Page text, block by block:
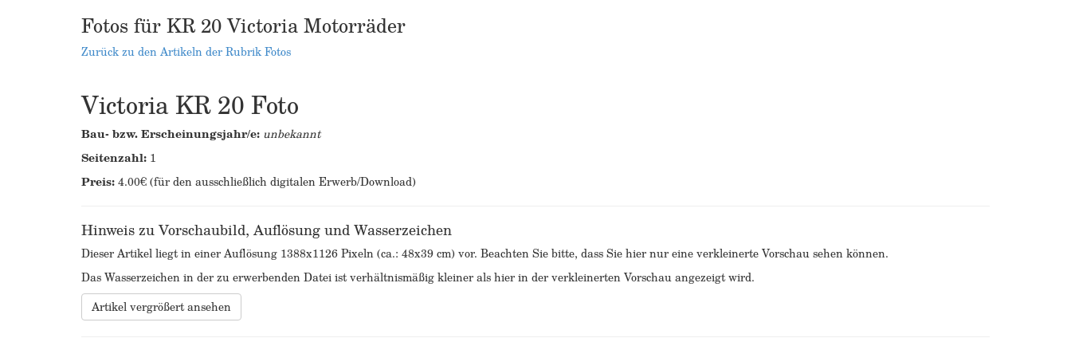
Fotos für KR 20 Victoria Motorräder
Zurück zu den Artikeln der Rubrik Fotos
Victoria KR 20 Foto
Bau- bzw. Erscheinungsjahr/e: unbekannt
Seitenzahl: 1
Preis:4.00€ (für den ausschließlich digitalen Erwerb/Download)
Hinweis zu Vorschaubild, Auflösung und Wasserzeichen
Dieser Artikel liegt in einer Auflösung 1388x1126 Pixeln (ca.: 48x39 cm) vor. Beachten Sie bitte, dass Sie hier nur eine verkleinerte Vorschau sehen können.
Das Wasserzeichen in der zu erwerbenden Datei ist verhältnismäßig kleiner als hier in der verkleinerten Vorschau angezeigt wird.
Artikel vergrößert ansehen